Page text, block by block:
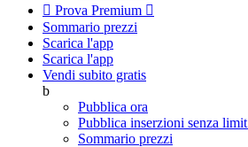
 Prova Premium 
Sommario prezzi
Scarica l'app
Scarica l'app
Vendi subito gratis
b
Pubblica ora
Pubblica inserzioni senza limit
Sommario prezzi